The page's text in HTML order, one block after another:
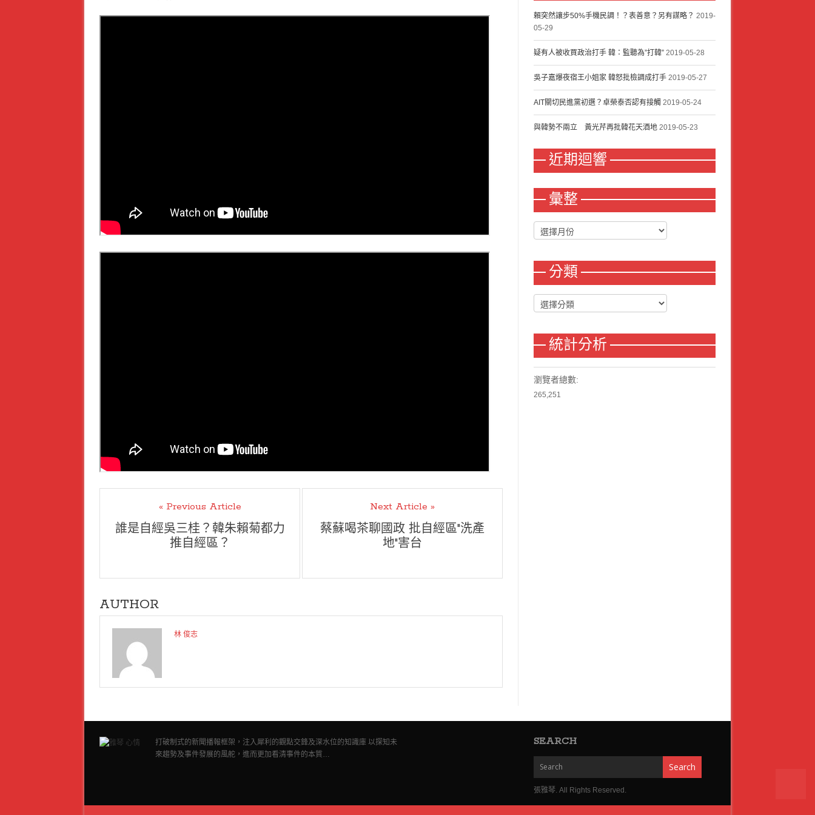
« Previous Article
誰是自經吳三桂？韓朱賴菊都力
推自經區？
Next Article »
蔡蘇喝茶聊國政 批自經區"洗產
地"害台
AUTHOR
林 俊志
賴突然讓步50%手機民調！？表善意？另有謀略？ 2019-
05-29
疑有人被收買政治打手 韓：監聽為”打韓” 2019-05-28
吳子嘉爆夜宿王小姐家 韓怒批檢調成打手 2019-05-27
AIT關切民進黨初選？卓榮泰否認有接觸 2019-05-24
與韓勢不兩立 黃光芹再批韓花天酒地 2019-05-23
近期迴響
彙整
分類
統計分析
瀏覽者總數:
265,251
打破制式的新聞播報框架，注入犀利的觀點交鋒及深水位的知識庫 以探知未
來趨勢及事件發展的風舵，進而更加看清事件的本質…
SEARCH
張雅琴. All Rights Reserved.